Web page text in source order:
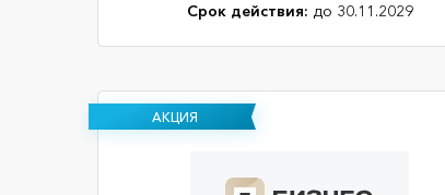
Срок действия: до 30.11.2029
АКЦИЯ